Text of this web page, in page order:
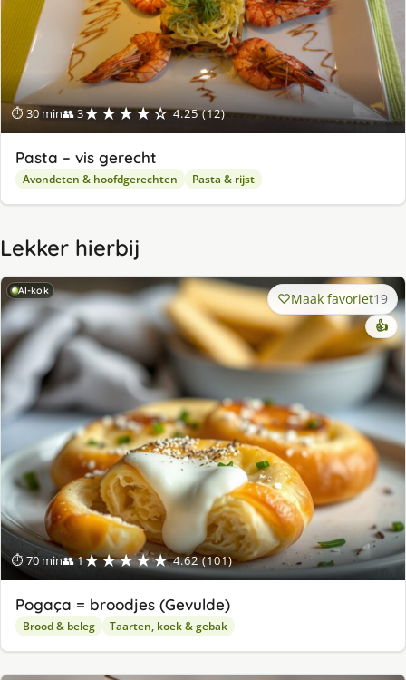
⏱ 30 min👥 3★★★★☆ 4.25 (12)
Pasta – vis gerecht
Avondeten & hoofdgerechten Pasta & rijst
Lekker hierbij
AI-kok
⏱ 70 min👥 1★★★★★ 4.62 (101)
Maak favoriet19
👍
Pogaça = broodjes (Gevulde)
Brood & beleg Taarten, koek & gebak